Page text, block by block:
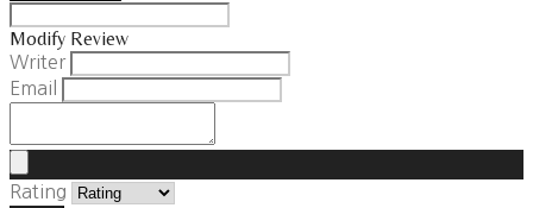
Modify Review
Writer
Email
Rating